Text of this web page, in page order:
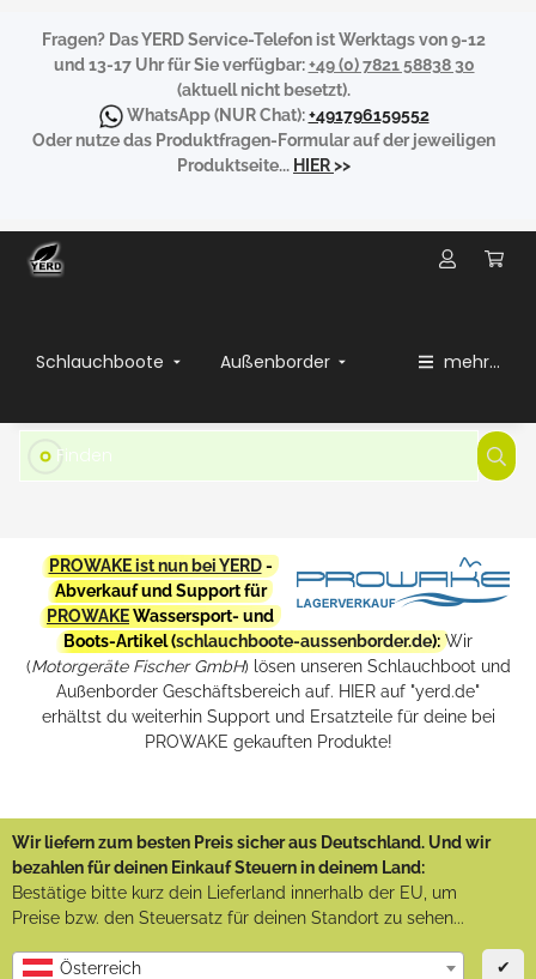
Fragen? Das YERD Service-Telefon ist Werktags von 9-12
und 13-17 Uhr für Sie verfügbar:+49 (0) 7821 58838 30
(aktuell nicht besetzt).
WhatsApp(NUR Chat):+491796159552
Oder nutze das Produktfragen-Formular auf der jeweiligen
Produktseite... HIER>>
Schlauchboote Außenborder mehr...
PROWAKE ist nun bei YERD-
Abverkauf und Support für
PROWAKEWassersport- und
Boots-Artikel (schlauchboote-aussenborder.de): Wir
(Motorgeräte Fischer GmbH) lösen unseren Schlauchboot und
Außenborder Geschäftsbereich auf. HIER auf "yerd.de"
erhältst du weiterhin Support und Ersatzteile für deine bei
PROWAKE gekauften Produkte!
Wir liefern zum besten Preis sicher aus Deutschland. Und wir
bezahlen für deinen Einkauf Steuern in deinem Land:
Bestätige bitte kurz dein Lieferland innerhalb der EU, um
Preise bzw. den Steuersatz für deinen Standort zu sehen...
Österreich ✔